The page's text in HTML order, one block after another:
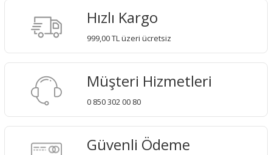
Hızlı Kargo
999,00 TL üzeri ücretsiz
Müşteri Hizmetleri
0 850 302 00 80
Güvenli Ödeme